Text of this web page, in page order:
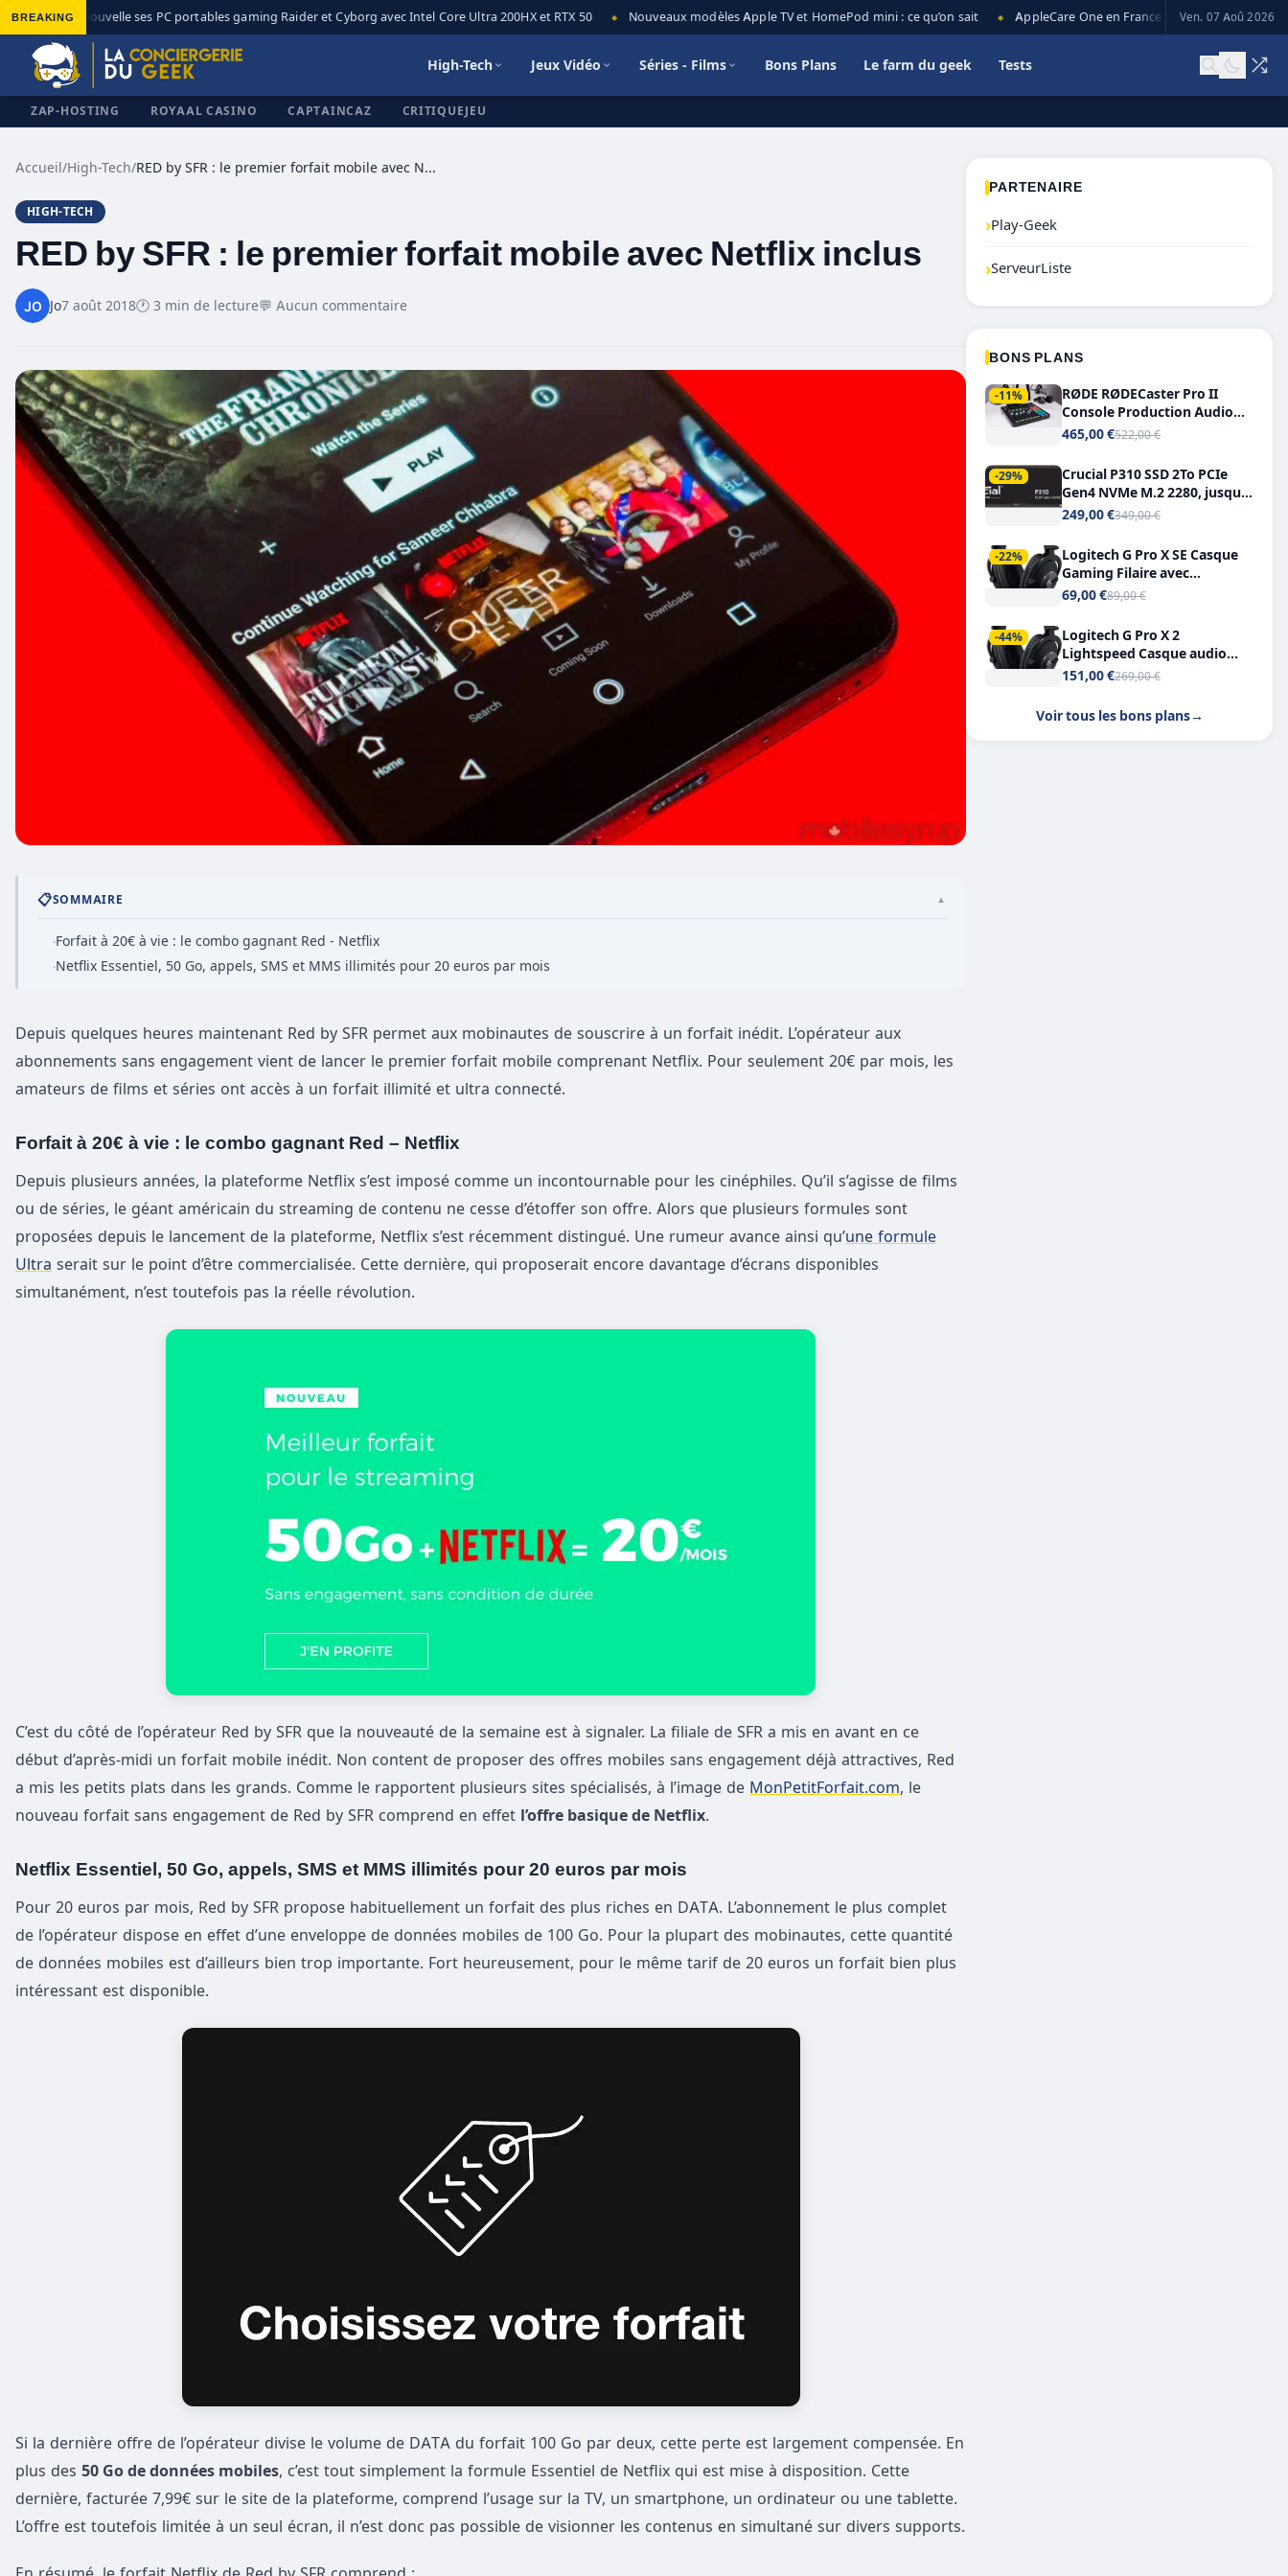
BREAKING
◆ MSI renouvelle ses PC portables gaming Raider et Cyborg avec Intel Core Ultra 200HX et RTX 50 Nouveaux modèles Apple TV et HomePod mini : ce qu’on sait AppleCare One en France : prix, couverture et
Ven. 07 Aoû 2026
High-Tech Jeux Vidéo Séries - Films Bons Plans Le farm du geek Tests
ZAP-HOSTING ROYAAL CASINO CAPTAINCAZ CRITIQUEJEU
Accueil/High-Tech/ RED by SFR : le premier forfait mobile avec Netflix inclus
HIGH-TECH
RED by SFR : le premier forfait mobile avec Netflix inclus
Jo7 août 2018🕐 3 min de lecture💬 Aucun commentaire
📋SOMMAIRE ▲
·Forfait à 20€ à vie : le combo gagnant Red - Netflix
·Netflix Essentiel, 50 Go, appels, SMS et MMS illimités pour 20 euros par mois
Depuis quelques heures maintenant Red by SFR permet aux mobinautes de souscrire à un forfait inédit. L’opérateur aux
abonnements sans engagement vient de lancer le premier forfait mobile comprenant Netflix. Pour seulement 20€ par mois, les
amateurs de films et séries ont accès à un forfait illimité et ultra connecté.
Forfait à 20€ à vie : le combo gagnant Red – Netflix
Depuis plusieurs années, la plateforme Netflix s’est imposé comme un incontournable pour les cinéphiles. Qu’il s’agisse de films
ou de séries, le géant américain du streaming de contenu ne cesse d’étoffer son offre. Alors que plusieurs formules sont
proposées depuis le lancement de la plateforme, Netflix s’est récemment distingué. Une rumeur avance ainsi qu’une formule
Ultra serait sur le point d’être commercialisée. Cette dernière, qui proposerait encore davantage d’écrans disponibles
simultanément, n’est toutefois pas la réelle révolution.
C’est du côté de l’opérateur Red by SFR que la nouveauté de la semaine est à signaler. La filiale de SFR a mis en avant en ce
début d’après-midi un forfait mobile inédit. Non content de proposer des offres mobiles sans engagement déjà attractives, Red
a mis les petits plats dans les grands. Comme le rapportent plusieurs sites spécialisés, à l’image de MonPetitForfait.com, le
nouveau forfait sans engagement de Red by SFR comprend en effet l’offre basique de Netflix.
Netflix Essentiel, 50 Go, appels, SMS et MMS illimités pour 20 euros par mois
Pour 20 euros par mois, Red by SFR propose habituellement un forfait des plus riches en DATA. L’abonnement le plus complet
de l’opérateur dispose en effet d’une enveloppe de données mobiles de 100 Go. Pour la plupart des mobinautes, cette quantité
de données mobiles est d’ailleurs bien trop importante. Fort heureusement, pour le même tarif de 20 euros un forfait bien plus
intéressant est disponible.
Si la dernière offre de l’opérateur divise le volume de DATA du forfait 100 Go par deux, cette perte est largement compensée. En
plus des 50 Go de données mobiles, c’est tout simplement la formule Essentiel de Netflix qui est mise à disposition. Cette
dernière, facturée 7,99€ sur le site de la plateforme, comprend l’usage sur la TV, un smartphone, un ordinateur ou une tablette.
L’offre est toutefois limitée à un seul écran, il n’est donc pas possible de visionner les contenus en simultané sur divers supports.
PARTENAIRE
›Play-Geek
›ServeurListe
BONS PLANS
-11%
RØDE RØDECaster Pro II
Console Production Audio
Tout-en-Un, Bluetooth et
465,00 €522,00 €
-29%
Crucial P310 SSD 2To PCIe
Gen4 NVMe M.2 2280, jusqu’à
7.100 Mo/s
249,00 €349,00 €
-22%
Logitech G Pro X SE Casque
Gaming Filaire avec
Microphone Micro
7.1
69,00 €89,00 €
-44%
Logitech G Pro X 2
Lightspeed Casque audio
bluetooth
151,00 €269,00 €
Voir tous les bons plans→